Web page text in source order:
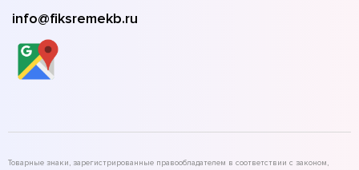
info@fiksremekb.ru
Товарные знаки, зарегистрированные правообладателем в соответствии с законом,